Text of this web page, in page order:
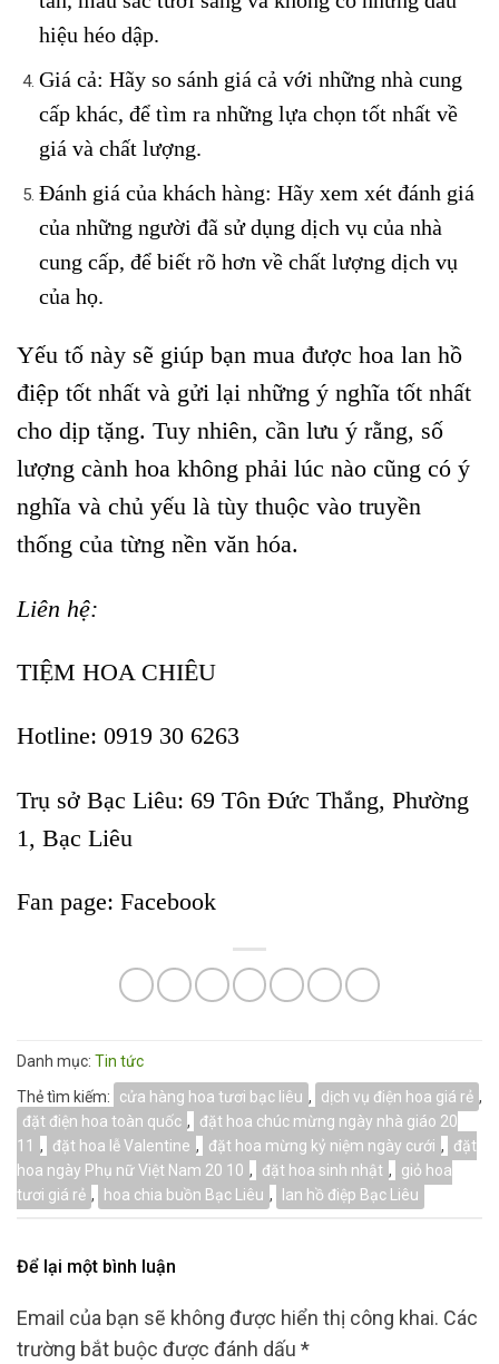
hiệu héo dập.
Giá cả: Hãy so sánh giá cả với những nhà cung
cấp khác, để tìm ra những lựa chọn tốt nhất về
giá và chất lượng.
Đánh giá của khách hàng: Hãy xem xét đánh giá
của những người đã sử dụng dịch vụ của nhà
cung cấp, để biết rõ hơn về chất lượng dịch vụ
của họ.
Yếu tố này sẽ giúp bạn mua được hoa lan hồ
điệp tốt nhất và gửi lại những ý nghĩa tốt nhất
cho dịp tặng. Tuy nhiên, cần lưu ý rằng, số
lượng cành hoa không phải lúc nào cũng có ý
nghĩa và chủ yếu là tùy thuộc vào truyền
thống của từng nền văn hóa.
Liên hệ:
TIỆM HOA CHIÊU
Hotline: 0919 30 6263
Trụ sở Bạc Liêu: 69 Tôn Đức Thắng, Phường
1, Bạc Liêu
Fan page: Facebook
Danh mục: Tin tức
Thẻ tìm kiếm:
cửa hàng hoa tươi bạc liêu , dịch vụ điện hoa giá rẻ ,
đặt điện hoa toàn quốc ,
đặt hoa chúc mừng ngày nhà giáo 20
11 , đặt hoa lễ Valentine , đặt hoa mừng kỷ niệm ngày cưới ,
đặt
hoa ngày Phụ nữ Việt Nam 20 10 , đặt hoa sinh nhật ,
giỏ hoa
tươi giá rẻ , hoa chia buồn Bạc Liêu , lan hồ điệp Bạc Liêu
Để lại một bình luận
Email của bạn sẽ không được hiển thị công khai. Các
trường bắt buộc được đánh dấu *